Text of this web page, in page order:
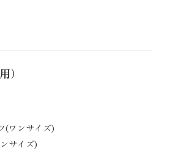
）
(ワンサイズ)
サイズ)